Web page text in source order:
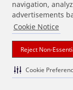
navigation,
advertisements
Cookie Notice
Reject Non-
Cookie